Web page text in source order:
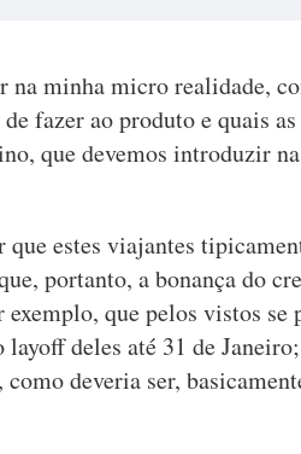
na minha micro realidade,
fazer ao produto e quais
que devemos introduzir
que estes viajantes
portanto, a bonança do
exemplo, que pelos vistos se
layoff deles até 31 de
como deveria ser,